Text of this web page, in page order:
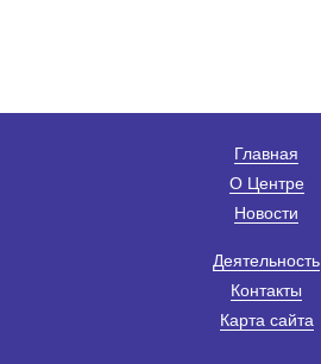
Главная
О Центре
Новости
Деятельность
Контакты
Карта сайта